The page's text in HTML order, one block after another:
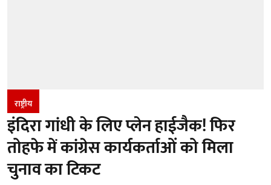
राष्ट्रीय
इंदिरा गांधी के लिए प्लेन हाईजैक! फिर
तोहफे में कांग्रेस कार्यकर्ताओं को मिला
चुनाव का टिकट